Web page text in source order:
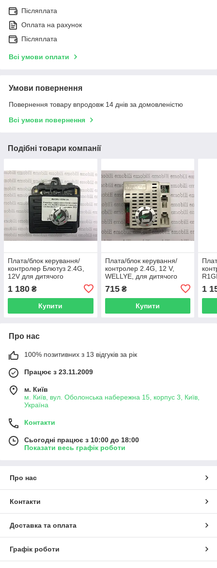
Післяплата
Оплата на рахунок
Післяплата
Всі умови оплати
Умови повернення
Повернення товару впродовж 14 днів за домовленістю
Всі умови повернення
Подібні товари компанії
Плата/блок керування/
контролер Блютуз 2.4G,
12V для дитячого
1 180 ₴
Купити
Плата/блок керування/
контролер 2.4G, 12 V,
WELLYE, для дитячого
Rover Sport
715₴
Купити
1
Про нас
100% позитивних з 13 відгуків за рік
Працює з 23.11.2009
м. Київ
м. Київ, вул. Оболонська набережна 15, корпус 3, Київ,
Україна
Контакти
Сьогодні працює з 10:00 до 18:00
Показати весь графік роботи
Про нас
Контакти
Доставка та оплата
Графік роботи